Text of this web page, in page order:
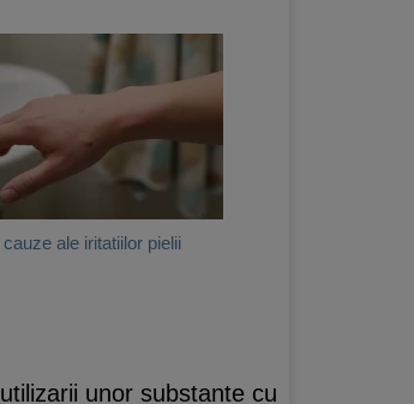
cauze ale iritatiilor pielii
unor substante cu